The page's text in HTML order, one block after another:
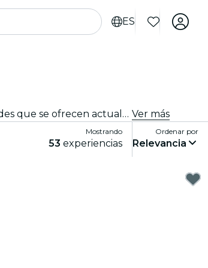
ES
¿Buscas cosas que hacer en Nantes? Echa un vistazo a toda nuestra selección y encuentra las mejores experiences y actividades que se ofrecen actualmente en la ciudad. Ver más
Mostrando
53 experiencias
Ordenar por
Relevancia